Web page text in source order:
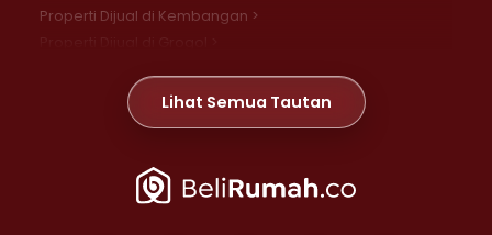
Properti Dijual di Kembangan >
Properti Dijual di Meruya >
Properti Dijual di Jelambar >
Properti Dijual di Jakarta Pusat >
Lihat Semua Tautan